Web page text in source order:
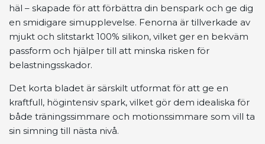
häl – skapade för att förbättra din benspark och ge dig
en smidigare simupplevelse. Fenorna är tillverkade av
mjukt och slitstarkt 100% silikon, vilket ger en bekväm
passform och hjälper till att minska risken för
belastningsskador.
Det korta bladet är särskilt utformat för att ge en
kraftfull, högintensiv spark, vilket gör dem idealiska för
både träningssimmare och motionssimmare som vill ta
sin simning till nästa nivå.